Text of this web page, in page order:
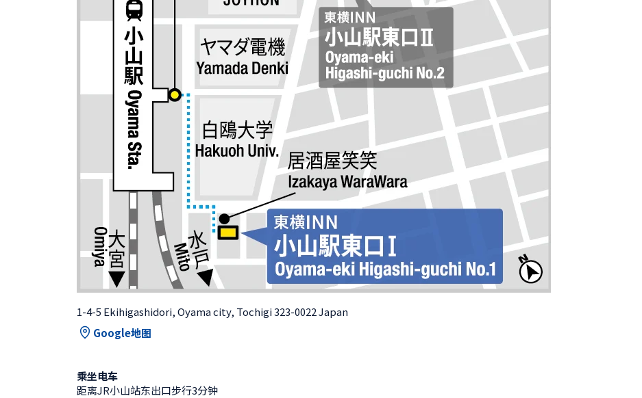
1-4-5 Ekihigashidori, Oyama city, Tochigi 323-0022 Japan
Google地图
乘坐电车
距离JR小山站东出口步行3分钟